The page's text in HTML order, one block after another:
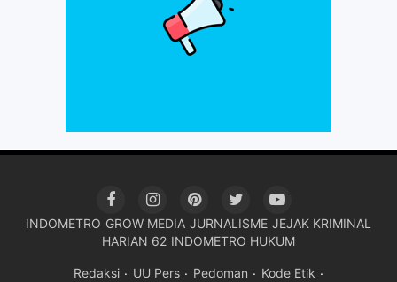
INDOMETRO GROW MEDIA JURNALISME JEJAK KRIMINAL
HARIAN 62 INDOMETRO HUKUM
Redaksi UU Pers Pedoman Kode Etik